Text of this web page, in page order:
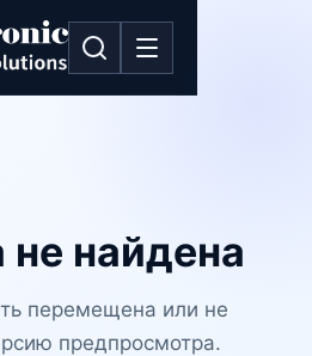
найдена
перемещена или не
предпросмотра.